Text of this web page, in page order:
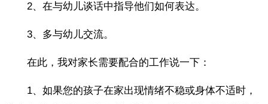
2、在与幼儿谈话中指导他们如何表达。
3、多与幼儿交流。
在此，我对家长需要配合的工作说一下：
1、如果您的孩子在家出现情绪不稳或身体不适时，